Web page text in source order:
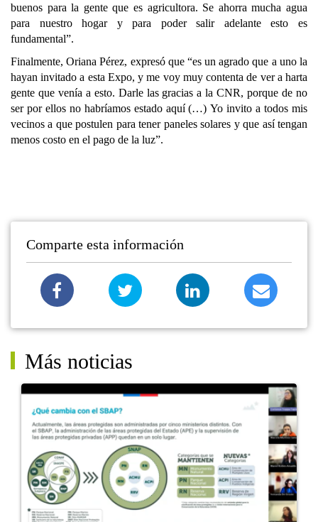
buenos para la gente que es agricultora. Se ahorra mucha agua
para nuestro hogar y para poder salir adelante esto es
fundamental”.
Finalmente, Oriana Pérez, expresó que “es un agrado que a uno la
hayan invitado a esta Expo, y me voy muy contenta de ver a harta
gente que venía a esto. Darle las gracias a la CNR, porque de no
ser por ellos no habríamos estado aquí (…) Yo invito a todos mis
vecinos a que postulen para tener paneles solares y que así tengan
menos costo en el pago de la luz”.
Comparte esta información
Más noticias